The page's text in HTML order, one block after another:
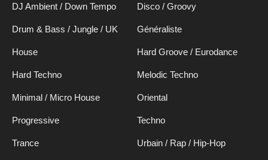
DJ Ambient / Down Tempo Disco / Groovy
Drum & Bass / Jungle / UK Généraliste
House Hard Groove / Eurodance
Hard Techno Melodic Techno
Minimal / Micro House Oriental
Progressive Techno
Trance Urbain / Rap / Hip-Hop